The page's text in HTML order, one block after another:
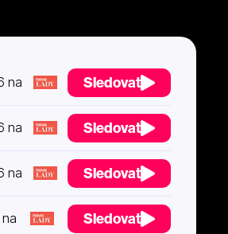
na Sledovat
na Sledovat
na Sledovat
Sledovat